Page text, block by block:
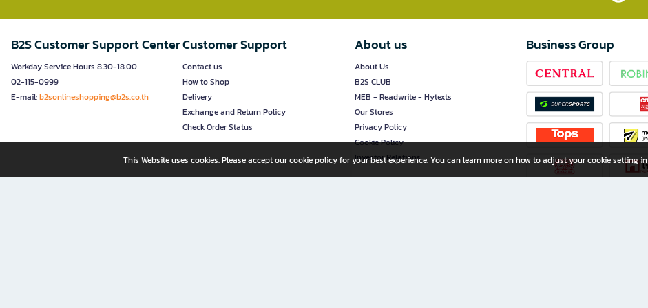
B2S Customer Support Center
Workday Service Hours 8.30-18.00
02-115-0999
E-mail:b2sonlineshopping@b2s.co.th
Customer Support
Contact us
How to Shop
Delivery
Exchange and Return Policy
Check Order Status
About us
About Us
B2S CLUB
MEB - Readwrite - Hytexts
Our Stores
Privacy Policy
Cookie Policy
Investor Relations
Business Group
This Website uses cookies. Please accept our cookie policy for your best experience. You can learn more on how to adjust your cookie setting in